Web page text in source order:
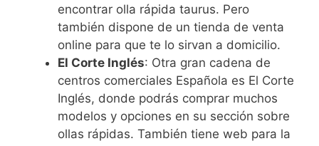
encontrar olla rápida taurus. Pero
también dispone de un tienda de venta
online para que te lo sirvan a domicilio.
El Corte Inglés: Otra gran cadena de
centros comerciales Española es El Corte
Inglés, donde podrás comprar muchos
modelos y opciones en su sección sobre
ollas rápidas. También tiene web para la